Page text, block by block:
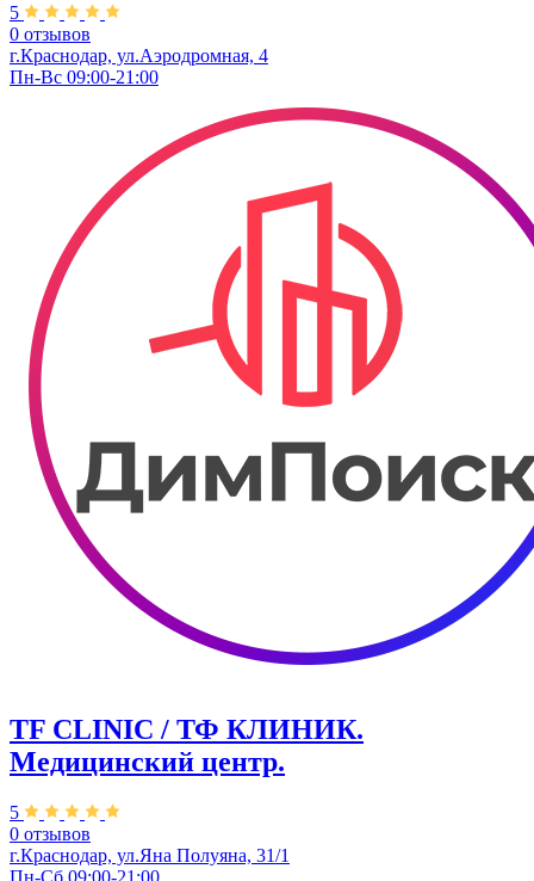
5
0 отзывов
г.Краснодар, ул.Аэродромная, 4
Пн-Вс 09:00-21:00
TF CLINIC / ТФ КЛИНИК.
Медицинский центр.
5
0 отзывов
г.Краснодар, ул.​Яна Полуяна, 31/1
Пн-Сб 09:00-21:00